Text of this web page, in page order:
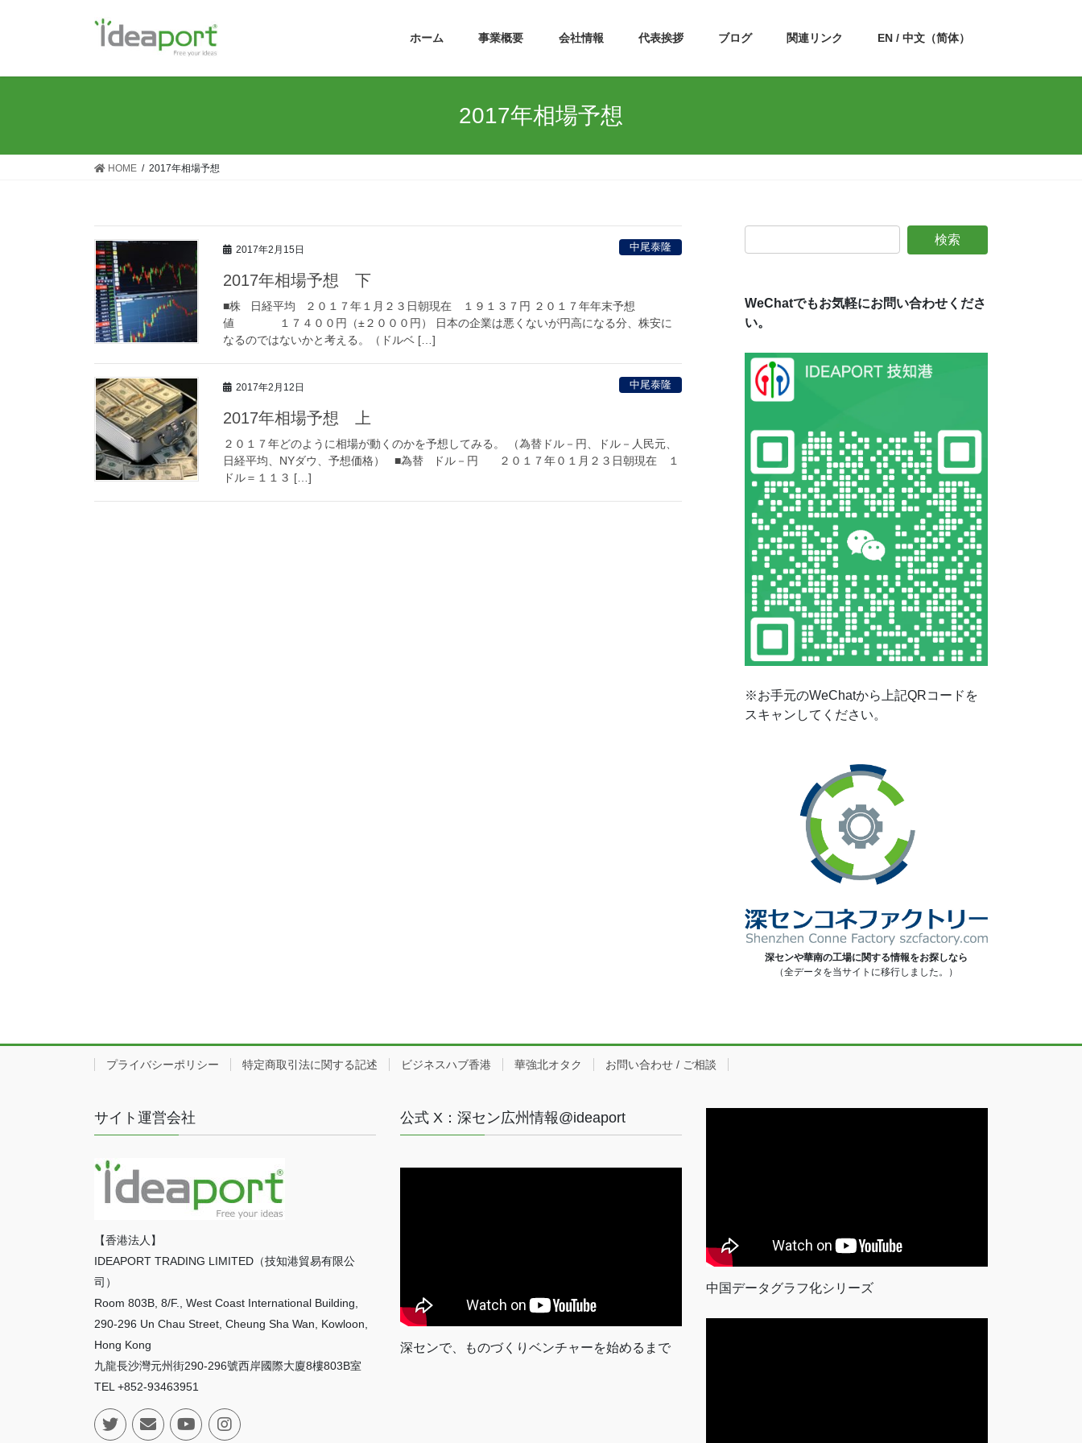
ホーム 事業概要 会社情報 代表挨拶 ブログ 関連リンク EN / 中文（简体）
2017年相場予想
HOME 2017年相場予想
2017年2月15日 中尾泰隆
2017年相場予想 下
■株 日経平均 ２０１７年１月２３日朝現在 １９１３７円 ２０１７年年末予想
値 １７４００円（±２０００円） 日本の企業は悪くないが円高になる分、株安に
なるのではないかと考える。（ドルベ […]
2017年2月12日 中尾泰隆
2017年相場予想 上
２０１７年どのように相場が動くのかを予想してみる。 （為替ドル－円、ドル－人民元、
日経平均、NYダウ、予想価格） ■為替 ドル－円 ２０１７年０１月２３日朝現在 １
ドル＝１１３ […]
WeChatでもお気軽にお問い合わせくださ
い。
※お手元のWeChatから上記QRコードを
スキャンしてください。
深センや華南の工場に関する情報をお探しなら
（全データを当サイトに移行しました。）
プライバシーポリシー 特定商取引法に関する記述 ビジネスハブ香港 華強北オタク お問い合わせ / ご相談
サイト運営会社
【香港法人】
IDEAPORT TRADING LIMITED（技知港貿易有限公
司）
Room 803B, 8/F., West Coast International Building,
290-296 Un Chau Street, Cheung Sha Wan, Kowloon,
Hong Kong
九龍長沙灣元州街290-296號西岸國際大廈8樓803B室
TEL +852-93463951
公式 X：深セン広州情報@ideaport
深センで、ものづくりベンチャーを始めるまで
中国データグラフ化シリーズ